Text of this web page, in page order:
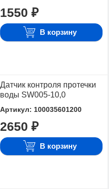
Нептун,
на сайте или
в режиме on-line.
1550 ₽
В корзину
Датчик контроля протечки
воды SW005-10,0
Артикул: 100035601200
2650 ₽
В корзину